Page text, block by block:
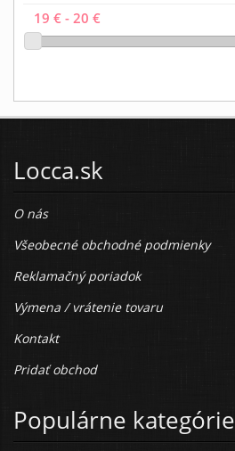
Locca.sk
O nás
Všeobecné obchodné podmienky
Reklamačný poriadok
Výmena / vrátenie tovaru
Kontakt
Pridať obchod
Populárne kategórie